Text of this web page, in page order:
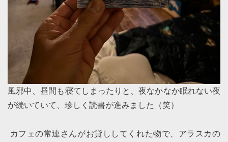
風邪中、昼間も寝てしまったりと、夜なかなか眠れない夜
が続いていて、珍しく読書が進みました（笑）
カフェの常連さんがお貸ししてくれた物で、アラスカの